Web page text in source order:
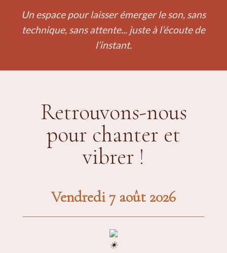
Un espace pour laisser émerger le son, sans
technique, sans attente... juste à l’écoute de
l’instant.
Retrouvons-nous
pour chanter et
vibrer !
Vendredi 7 août 2026